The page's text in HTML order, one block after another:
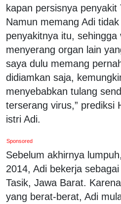
kapan persisnya penyakit
Namun memang Adi
penyakitnya itu, sehingga
menyerang organ lain
saya dulu memang
didiamkan saja,
menyebabkan tulang
terserang virus,” prediksi
istri Adi.
Sponsored
Sebelum akhirnya
2014, Adi bekerja
Tasik, Jawa Barat.
yang berat-berat, Adi